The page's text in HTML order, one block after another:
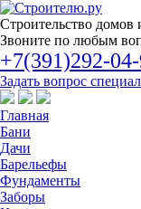
Строительство домов
Звоните по любым
+7(391)292-
Задать вопрос
Главная
Бани
Дачи
Барельефы
Фундаменты
Заборы